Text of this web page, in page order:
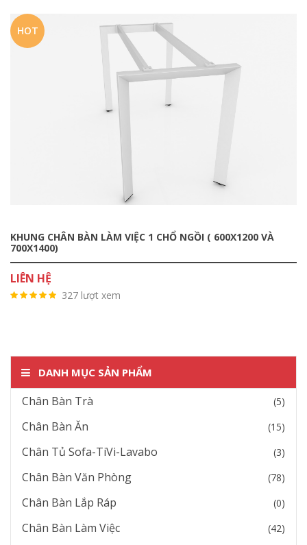
DANH MỤC SẢN PHẨM
Chân Bàn Trà (5)
Chân Bàn Ăn (15)
Chân Tủ Sofa-TiVi-Lavabo (3)
Chân Bàn Văn Phòng (78)
Chân Bàn Lắp Ráp (0)
Chân Bàn Làm Việc (42)
HOT
KHUNG CHÂN BÀN LÀM VIỆC 1 CHỔ NGỒI ( 600X1200 VÀ
700X1400)
LIÊN HỆ
327 lượt xem